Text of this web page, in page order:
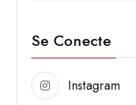
Se Conecte
Instagram